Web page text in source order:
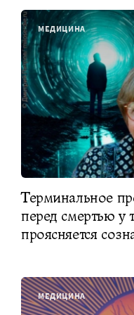
МЕДИЦИНА
Терминальное
перед смертью
проясняется
МЕДИЦИНА